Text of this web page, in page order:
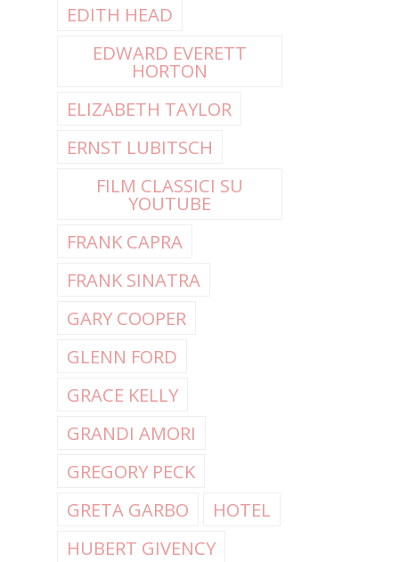
EDITH HEAD
EDWARD EVERETT
HORTON
ELIZABETH TAYLOR
ERNST LUBITSCH
FILM CLASSICI SU
YOUTUBE
FRANK CAPRA
FRANK SINATRA
GARY COOPER
GLENN FORD
GRACE KELLY
GRANDI AMORI
GREGORY PECK
GRETA GARBO
HOTEL
HUBERT GIVENCY